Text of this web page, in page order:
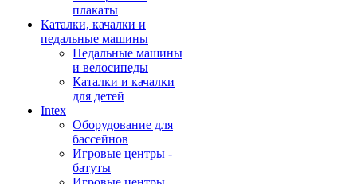
плакаты
Каталки, качалки и
педальные машины
Педальные машины
и велосипеды
Каталки и качалки
для детей
Intex
Оборудование для
бассейнов
Игровые центры -
батуты